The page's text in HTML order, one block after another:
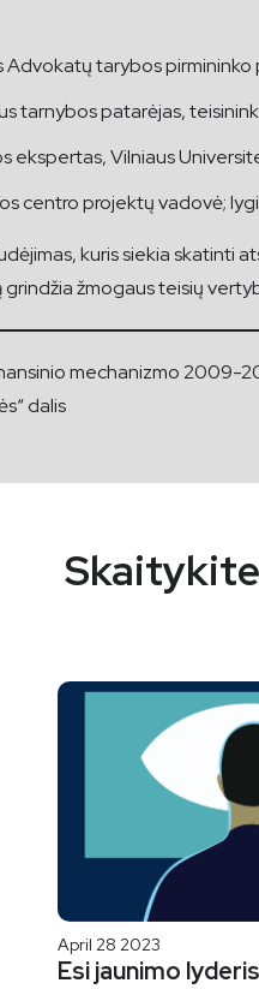
tarybos
tarnybos patarėjas,
ekspertas, Vilniaus
centro projektų vadovė;
kuris siekia skatinti
žmogaus teisių
mechanizmo 2009-
dalis
April 28 2023
Esi jaunimo